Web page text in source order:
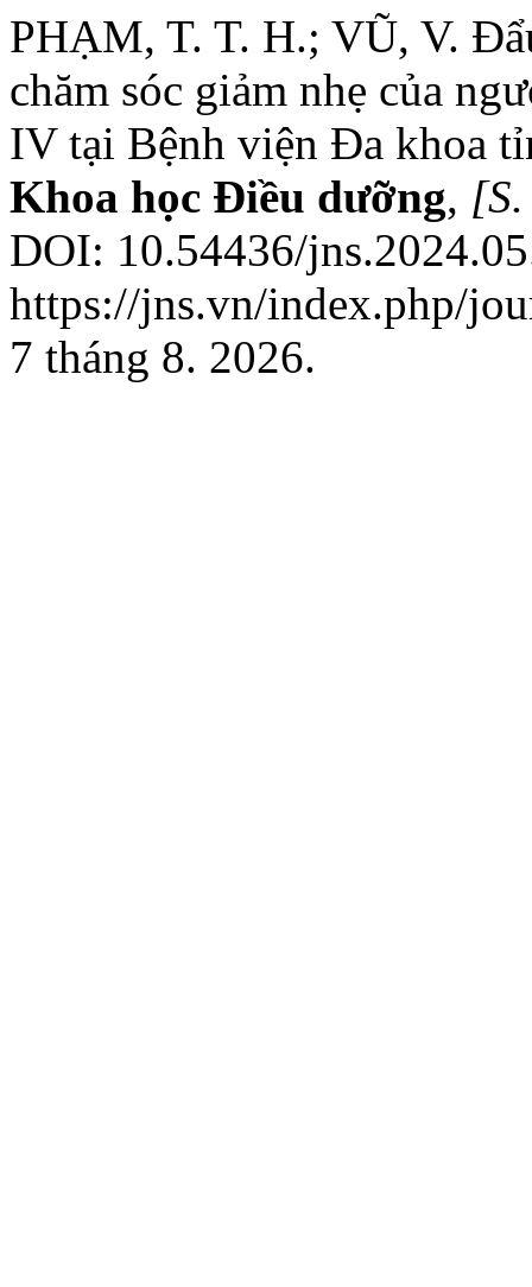
PHẠM, T. T. H.; VŨ, V.
chăm sóc giảm nhẹ của
IV tại Bệnh viện Đa khoa
Khoa học Điều dưỡng,
DOI: 10.54436/
https://jns.vn/index.php/
7 tháng 8. 2026.